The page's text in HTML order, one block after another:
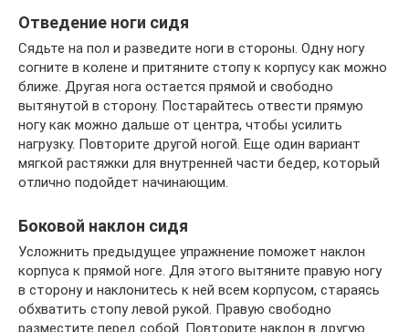
Отведение ноги сидя
Сядьте на пол и разведите ноги в стороны. Одну ногу
согните в колене и притяните стопу к корпусу как можно
ближе. Другая нога остается прямой и свободно
вытянутой в сторону. Постарайтесь отвести прямую
ногу как можно дальше от центра, чтобы усилить
нагрузку. Повторите другой ногой. Еще один вариант
мягкой растяжки для внутренней части бедер, который
отлично подойдет начинающим.
Боковой наклон сидя
Усложнить предыдущее упражнение поможет наклон
корпуса к прямой ноге. Для этого вытяните правую ногу
в сторону и наклонитесь к ней всем корпусом, стараясь
обхватить стопу левой рукой. Правую свободно
разместите перед собой. Повторите наклон в другую